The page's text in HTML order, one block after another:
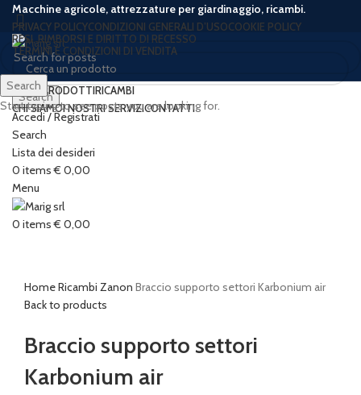
Macchine agricole, attrezzature per giardinaggio, ricambi.
PRIVACY POLICYCONDIZIONI GENERALI D’USOCOOKIE POLICY
RESI, RIMBORSI E DIRITTO DI RECESSO
TERMINI E CONDIZIONI DI VENDITA
Search
Accedi / Registrati
Search
Lista dei desideri
0 items € 0,00
Menu
0 items € 0,00
HOME PRODOTTIRICAMBI
CHI SIAMOI NOSTRI SERVIZICONTATTI
Click to enlarge
HomeRicambi Zanon Braccio supporto settori Karbonium air
Back to products
Braccio supporto settori
Karbonium air
Search
Start typing to see posts you are looking for.